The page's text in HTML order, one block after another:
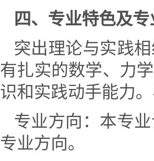
四、专业特色及
突出理论与实践
有扎实的数学、力
识和实践动手能力
专业方向：本专
专业方向。